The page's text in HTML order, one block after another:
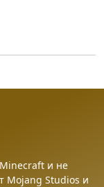
и не
Mojang Studios и